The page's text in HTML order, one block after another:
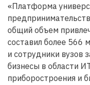
«Платформа
общий объем
составил более 566
и сотрудники вузов
бизнесы в области
приборостроения и